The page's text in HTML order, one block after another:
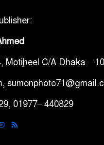
Motijheel C/A Dhaka –
01977– 440829